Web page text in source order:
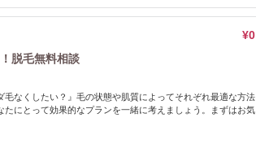
¥0
脱毛無料相談
毛なくしたい？』毛の状態や肌質によってそれぞれ最適な方法
たにとって効果的なプランを一緒に考えましょう。まずはお気